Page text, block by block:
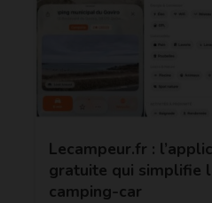
Lecampeur.fr :
gratuite qui simplifie
camping-car